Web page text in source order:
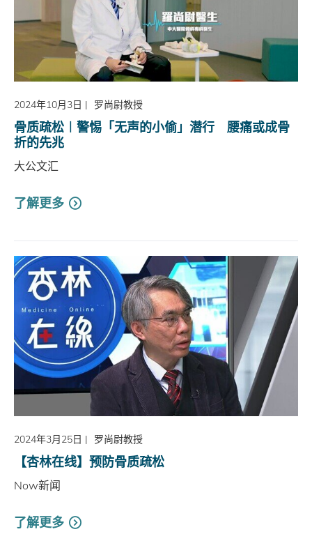
2024年10月3日 | 罗尚尉教授
骨质疏松︱警惕「无声的小偷」潜行 腰痛或成骨
折的先兆
大公文汇
了解更多
2024年3月25日 | 罗尚尉教授
【杏林在线】预防骨质疏松
Now新闻
了解更多